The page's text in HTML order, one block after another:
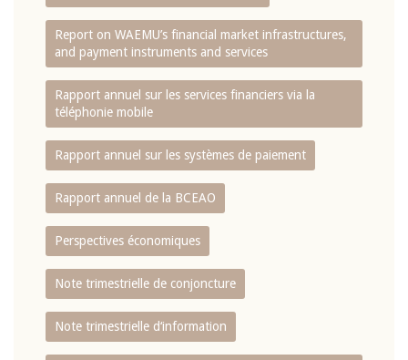
Report on WAEMU’s financial market infrastructures,
and payment instruments and services
Rapport annuel sur les services financiers via la
téléphonie mobile
Rapport annuel sur les systèmes de paiement
Rapport annuel de la BCEAO
Perspectives économiques
Note trimestrielle de conjoncture
Note trimestrielle d‘information